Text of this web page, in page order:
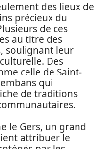
des lieux de
précieux du
de ces
au titre des
soulignant leur
Des
celle de Saint-
qui
de traditions
le Gers, un grand
attribuer le